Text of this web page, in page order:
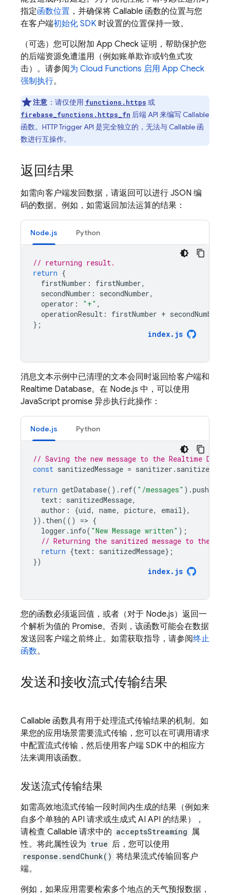
指定函数位置 ，并确保将 Callable 函数的位置与您
在客户端初始化 SDK 时设置的位置保持一致。
（可选）您可以附加 App Check 证明，帮助保护您
的后端资源免遭滥用（例如账单欺诈或钓鱼式攻
击）。请参阅为 Cloud Functions 启用 App Check
强制执行。
注意 ：请仅使用 functions.https 或
firebase_functions.https_fn 后端 API 来编写 Callable
函数。HTTP Trigger API 是完全独立的，无法与 Callable 函
数进行互操作。
返回结果
如需向客户端发回数据，请返回可以进行 JSON 编
码的数据。例如，如需返回加法运算的结果：
Node.js Python
// returning result.
return {
firstNumber : firstNumber,
secondNumber : secondNumber,
operator : "+" ,
operationResult : firstNumber + secondNumber
};
index. js
消息文本示例中已清理的文本会同时返回给客户端和
Realtime Database。在 Node.js 中，可以使用
JavaScript promise 异步执行此操作：
Node.js Python
// Saving the new message to the Realtime
const sanitizedMessage = sanitizer . sanitizeText
return getDatabase(). ref( "/messages" ).push
text : sanitizedMessage,
author : {uid, name, picture, email},
}). then(() => {
logger . info( "New Message written" );
// Returning the sanitized message to the
return {text : sanitizedMessage};
})
index. js
您的函数必须返回值，或者（对于 Node.js）返回一
个解析为值的 Promise。否则，该函数可能会在数据
发送回客户端之前终止。如需获取指导，请参阅终止
函数。
发送和接收流式传输结果
Callable 函数具有用于处理流式传输结果的机制。如
果您的应用场景需要流式传输，您可以在可调用请求
中配置流式传输，然后使用客户端 SDK 中的相应方
法来调用该函数。
发送流式传输结果
如需高效地流式传输一段时间内生成的结果（例如来
自多个单独的 API 请求或生成式 AI API 的结果），
请检查 Callable 请求中的 acceptsStreaming 属
性。将此属性设为 true 后，您可以使用
response.sendChunk() 将结果流式传输回客户
端。
例如，如果应用需要检索多个地点的天气预报数据，